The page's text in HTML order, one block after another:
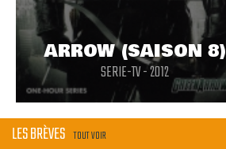
ARROW (SAISON 8)
SERIE-TV - 2012
LES BRÈVES TOUT VOIR